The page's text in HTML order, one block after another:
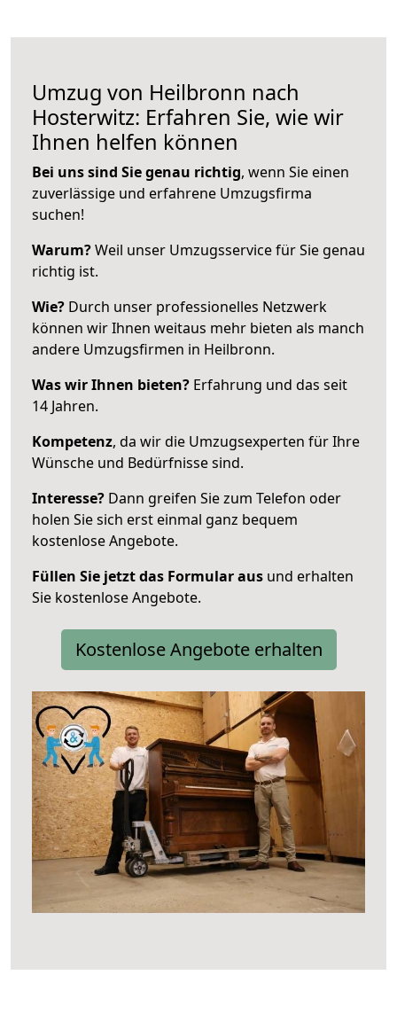
Umzug von Heilbronn nach
Hosterwitz: Erfahren Sie, wie wir
Ihnen helfen können
Bei uns sind Sie genau richtig, wenn Sie einen
zuverlässige und erfahrene Umzugsfirma
suchen!
Warum?Weil unser Umzugsservice für Sie genau
richtig ist.
Wie? Durch unser professionelles Netzwerk
können wir Ihnen weitaus mehr bieten als manch
andere Umzugsfirmen in Heilbronn.
Was wir Ihnen bieten? Erfahrung und das seit
14 Jahren.
Kompetenz, da wir die Umzugsexperten für Ihre
Wünsche und Bedürfnisse sind.
Interesse? Dann greifen Sie zum Telefon oder
holen Sie sich erst einmal ganz bequem
kostenlose Angebote.
Füllen Sie jetzt das Formular aus und erhalten
Sie kostenlose Angebote.
Kostenlose Angebote erhalten